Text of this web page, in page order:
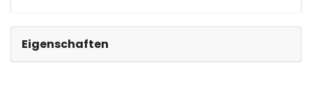
Eigenschaften